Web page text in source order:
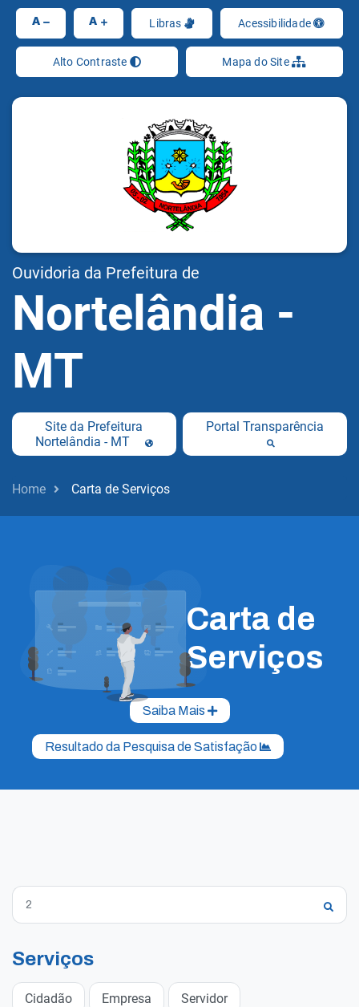
A A Libras Acessibilidade
Alto Contraste Mapa do Site
Ouvidoria da Prefeitura de
Nortelândia -
MT
Site da Prefeitura
Nortelândia - MT
Portal Transparência
Home Carta de Serviços
Carta de
Serviços
Saiba Mais
Resultado da Pesquisa de Satisfação
Serviços
Cidadão Empresa Servidor